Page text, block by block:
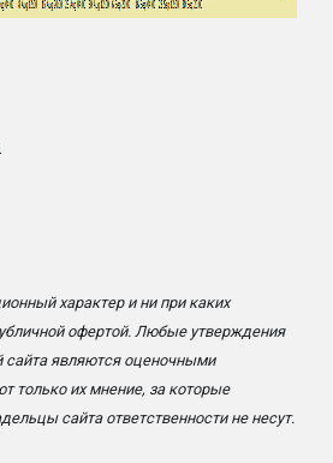
характер и ни при каких
офертой. Любые утверждения
сайта являются оценочными
только их мнение, за которые
сайта ответственности не несут.